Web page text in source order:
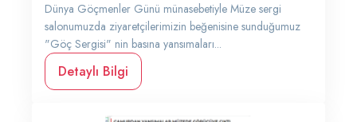
Dünya Göçmenler Günü münasebetiyle Müze sergi
salonumuzda ziyaretçilerimizin beğenisine sunduğumuz
"Göç Sergisi" nin basına yansımaları...
Detaylı Bilgi